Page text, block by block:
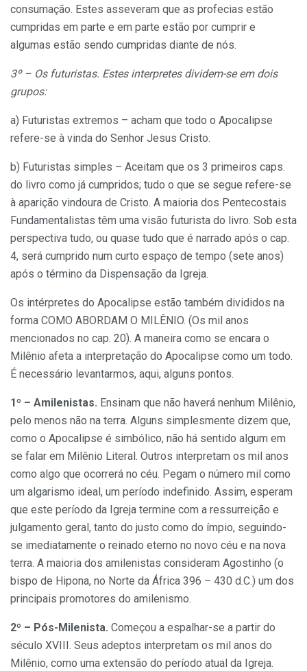
consumação. Estes asseveram que as profecias estão
cumpridas em parte e em parte estão por cumprir e
algumas estão sendo cumpridas diante de nós.
3º – Os futuristas. Estes interpretes dividem-se em dois
grupos:
a) Futuristas extremos – acham que todo o Apocalipse
refere-se à vinda do Senhor Jesus Cristo.
b) Futuristas simples – Aceitam que os 3 primeiros caps.
do livro como já cumpridos; tudo o que se segue refere-se
à aparição vindoura de Cristo. A maioria dos Pentecostais
Fundamentalistas têm uma visão futurista do livro. Sob esta
perspectiva tudo, ou quase tudo que é narrado após o cap.
4, será cumprido num curto espaço de tempo (sete anos)
após o término da Dispensação da Igreja.
Os intérpretes do Apocalipse estão também divididos na
forma COMO ABORDAM O MILÊNIO. (Os mil anos
mencionados no cap. 20). A maneira como se encara o
Milênio afeta a interpretação do Apocalipse como um todo.
É necessário levantarmos, aqui, alguns pontos.
1º – Amilenistas. Ensinam que não haverá nenhum Milênio,
pelo menos não na terra. Alguns simplesmente dizem que,
como o Apocalipse é simbólico, não há sentido algum em
se falar em Milênio Literal. Outros interpretam os mil anos
como algo que ocorrerá no céu. Pegam o número mil como
um algarismo ideal, um período indefinido. Assim, esperam
que este período da Igreja termine com a ressurreição e
julgamento geral, tanto do justo como do ímpio, seguindo-
se imediatamente o reinado eterno no novo céu e na nova
terra. A maioria dos amilenistas consideram Agostinho (o
bispo de Hipona, no Norte da África 396 – 430 d.C.) um dos
principais promotores do amilenismo.
2º – Pós-Milenista. Começou a espalhar-se a partir do
século XVIII. Seus adeptos interpretam os mil anos do
Milênio, como uma extensão do período atual da Igreja.